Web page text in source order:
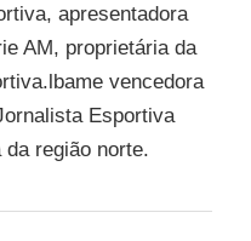
apresentadora
AM, proprietária da
vencedora
Esportiva
região norte.